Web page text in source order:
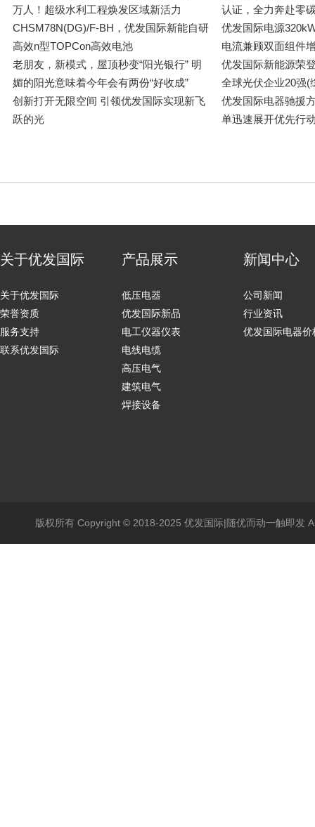
万人！超级水利工程焕发区域新活力
认证，全力奔赴零
CHSM78N(DG)/F-BH，优发国际新能自研
高效n型TOPCon高效电池
优发国际电源
电流兼顾双面组件
老朋友，新模式，屋顶秒变“阳光银行” 明
媚的阳光意味着今年会有两份“好收成”
优发国际
全球光伏企业20强(
创新打开无限空间 引领优发国际实现新飞
跃的光
优发国际电
单迅速展开优先行
关于优发国际
关于优发国际
荣誉资质
服务支持
联系优发国际
产品展示
低压电器
优发国际新品
电工仪器仪表
电线电缆
高压电气
建筑电气
焊接设备
新闻中心
公司新闻
行业资讯
优发国际电器价
版权所有 Copyright © 2018-2025 优发国际|随优而动一触即发